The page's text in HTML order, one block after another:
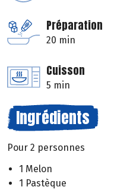
Préparation
20 min
Cuisson
5 min
Ingrédients
Pour 2 personnes
1 Melon
1 Pastèque